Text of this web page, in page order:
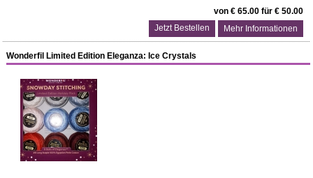
von € 65.00 für € 50.00
Mehr Informationen
Wonderfil Limited Edition Eleganza: Ice Crystals